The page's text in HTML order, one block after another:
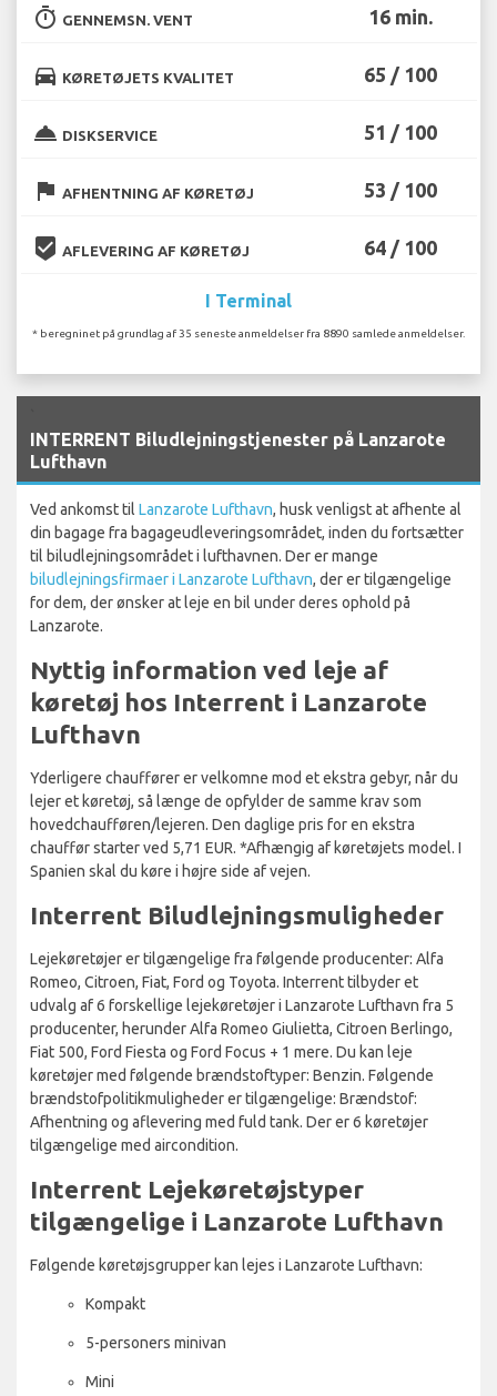
timer GENNEMSN. VENT 16 min.
directions_car KØRETØJETS KVALITET 65 / 100
room_service DISKSERVICE 51 / 100
flag AFHENTNING AF KØRETØJ 53 / 100
beenhere AFLEVERING AF KØRETØJ 64 / 100
I Terminal
* beregninet på grundlag af 35 seneste anmeldelser fra 8890 samlede anmeldelser.
INTERRENT Biludlejningstjenester på Lanzarote
Lufthavn
Ved ankomst til Lanzarote Lufthavn, husk venligst at afhente al
din bagage fra bagageudleveringsområdet, inden du fortsætter
til biludlejningsområdet i lufthavnen. Der er mange
biludlejningsfirmaer i Lanzarote Lufthavn, der er tilgængelige
for dem, der ønsker at leje en bil under deres ophold på
Lanzarote.
Nyttig information ved leje af
køretøj hos Interrent i Lanzarote
Lufthavn
Yderligere chauffører er velkomne mod et ekstra gebyr, når du
lejer et køretøj, så længe de opfylder de samme krav som
hovedchaufføren/lejeren. Den daglige pris for en ekstra
chauffør starter ved 5,71 EUR. *Afhængig af køretøjets model. I
Spanien skal du køre i højre side af vejen.
Interrent Biludlejningsmuligheder
Lejekøretøjer er tilgængelige fra følgende producenter: Alfa
Romeo, Citroen, Fiat, Ford og Toyota. Interrent tilbyder et
udvalg af 6 forskellige lejekøretøjer i Lanzarote Lufthavn fra 5
producenter, herunder Alfa Romeo Giulietta, Citroen Berlingo,
Fiat 500, Ford Fiesta og Ford Focus + 1 mere. Du kan leje
køretøjer med følgende brændstoftyper: Benzin. Følgende
brændstofpolitikmuligheder er tilgængelige: Brændstof:
Afhentning og aflevering med fuld tank. Der er 6 køretøjer
tilgængelige med aircondition.
Interrent Lejekøretøjstyper
tilgængelige i Lanzarote Lufthavn
Følgende køretøjsgrupper kan lejes i Lanzarote Lufthavn:
Kompakt
5-personers minivan
Mini